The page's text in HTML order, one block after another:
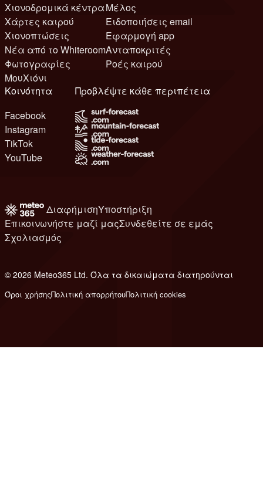
Χιονοδρομικά κέντρα
Χάρτες καιρού
Χιονοπτώσεις
Νέα από το Whiteroom
Φωτογραφίες
ΜουΧιόνι
Μέλος
Ειδοποιήσεις email
Εφαρμογή app
Ανταποκριτές
Ροές καιρού
Κοινότητα
Facebook
Instagram
TikTok
YouTube
Προβλέψτε κάθε περιπέτεια
ΔιαφήμισηΥποστήριξη
Επικοινωνήστε μαζί μαςΣυνδεθείτε σε εμάς
Σχολιασμός
© 2026 Meteo365 Ltd. Όλα τα δικαιώματα διατηρούνται
Όροι χρήσηςΠολιτική απορρήτουΠολιτική cookies